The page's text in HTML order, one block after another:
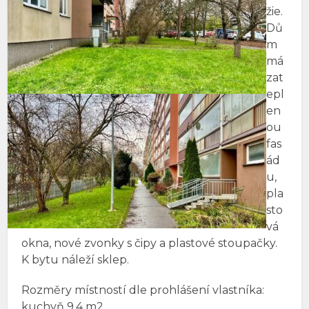
žie.
Dů
m
má
zat
epl
en
ou
fas
ád
u,
pla
sto
vá
okna, nové zvonky s čipy a plastové stoupačky.
K bytu náleží sklep.
Rozměry místností dle prohlášení vlastníka: